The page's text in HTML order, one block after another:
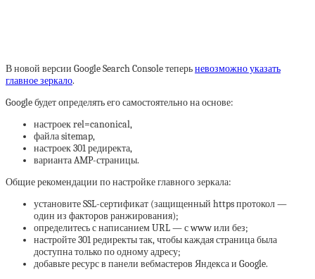
В новой версии Google Search Console теперьневозможно указать
главное зеркало.
Google будет определять его самостоятельно на основе:
настроек rel=canonical,
файла sitemap,
настроек 301 редиректа,
варианта AMP-страницы.
Общие рекомендации по настройке главного зеркала:
установите SSL-сертификат (защищенный https протокол —
один из факторов ранжирования);
определитесь с написанием URL — с www или без;
настройте 301 редиректы так, чтобы каждая страница была
доступна только по одному адресу;
добавьте ресурс в панели вебмастеров Яндекса и Google.